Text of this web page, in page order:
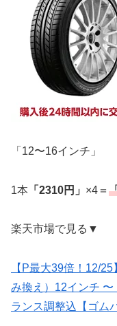
「12〜16インチ」
1本 「2310円」 ×4＝
楽天市場で見る▼
【P最大39倍！12/
み換え）12インチ
ランス調整込【ゴム